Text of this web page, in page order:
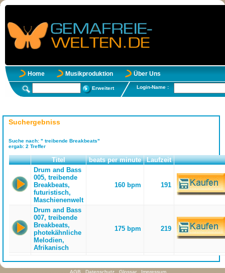
Home Musikproduktion Über Uns
Erweitert Login-Name :
Suchergebniss
Suche nach: " treibende Breakbeats"
ergab: 2 Treffer
Titel beats per minute
Laufzeit
Drum and Bass
005, treibende
Breakbeats,
futuristisch,
Maschienenwelt
160 bpm 191
Drum and Bass
007, treibende
Breakbeats,
photekähnliche
Melodien,
Afrikanisch
175 bpm 219
AGB Datenschutz Glossar
Impressum